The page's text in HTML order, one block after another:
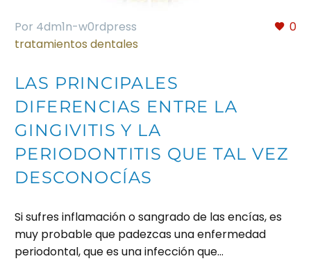
0
Por 4dm1n-w0rdpress
tratamientos dentales
LAS PRINCIPALES
DIFERENCIAS ENTRE LA
GINGIVITIS Y LA
PERIODONTITIS QUE TAL VEZ
DESCONOCÍAS
Si sufres inflamación o sangrado de las encías, es
muy probable que padezcas una enfermedad
periodontal, que es una infección que…